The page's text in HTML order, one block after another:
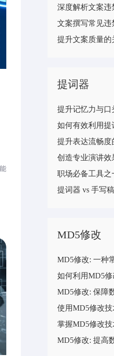
文案撰写常见违
提词器
如何有效利用提
提升表达流畅度
职场必备工具
提词器 vs 手写
MD5修改
MD5修改: 一种
MD5修改: 保障
使用MD5修改
掌握MD5修改